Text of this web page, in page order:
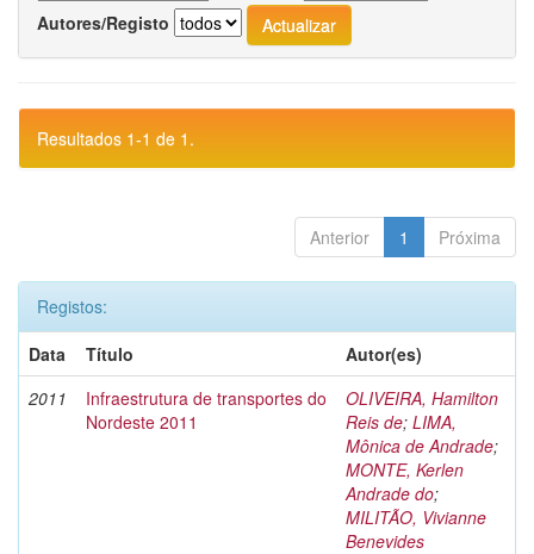
Autores/Registo
Resultados 1-1 de 1.
Anterior 1 Próxima
Registos:
Data
Título
Autor(es)
2011
Infraestrutura de transportes do
Nordeste 2011
OLIVEIRA, Hamilton
Reis de; LIMA,
Mônica de Andrade;
MONTE, Kerlen
Andrade do;
MILITÃO, Vivianne
Benevides